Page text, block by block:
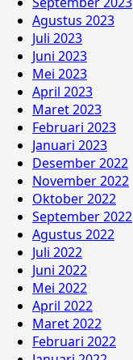
Agustus 2023
Juli 2023
Juni 2023
Mei 2023
April 2023
Maret 2023
Februari 2023
Januari 2023
Desember 2022
November 2022
Oktober 2022
September 2022
Agustus 2022
Juli 2022
Juni 2022
Mei 2022
April 2022
Maret 2022
Februari 2022